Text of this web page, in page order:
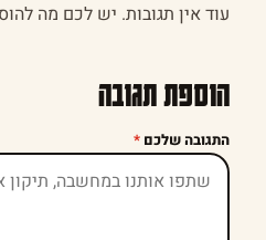
עוד אין תגובות. יש לכם מה
הוספת תגובה
התגובה שלכם *